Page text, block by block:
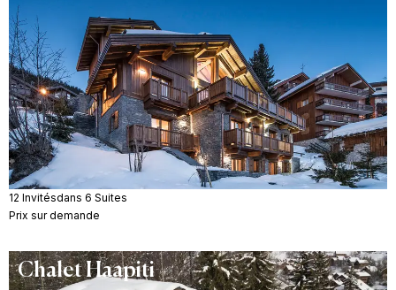
12 Invitésdans 6 Suites
Prix sur demande
Chalet Haapiti